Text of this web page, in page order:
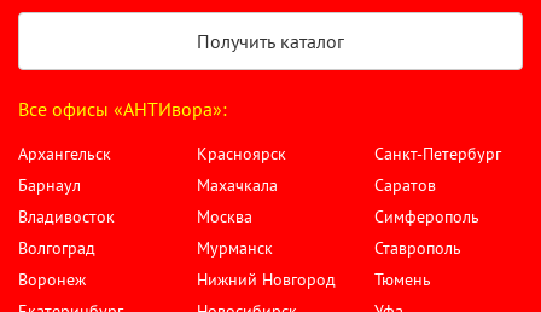
Получить каталог
Все офисы «АНТИвора»:
Архангельск
Барнаул
Владивосток
Волгоград
Воронеж
Красноярск
Махачкала
Москва
Мурманск
Нижний Новгород
Санкт-Петербург
Саратов
Симферополь
Ставрополь
Тюмень